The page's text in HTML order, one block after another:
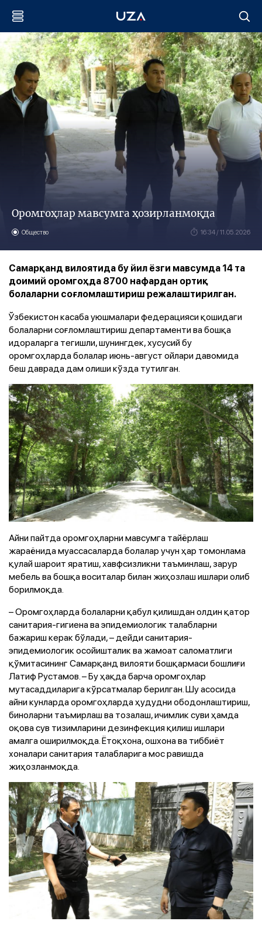
Оромгоҳлар мавсумга ҳозирланмоқда
Общество 16:34 / 11.05.2026
Самарқанд вилоятида бу йил ёзги мавсумда 14 та
доимий оромгоҳда 8700 нафардан ортиқ
болаларни соғломлаштириш режалаштирилган.
Ўзбекистон касаба уюшмалари федерацияси қошидаги
болаларни соғломлаштириш департаменти ва бошқа
идораларга тегишли, шунингдек, хусусий бу
оромгоҳларда болалар июнь-август ойлари давомида
беш даврада дам олиши кўзда тутилган.
Айни пайтда оромгоҳларни мавсумга тайёрлаш
жараёнида муассасаларда болалар учун ҳар томонлама
қулай шароит яратиш, хавфсизликни таъминлаш, зарур
мебель ва бошқа воситалар билан жиҳозлаш ишлари олиб
борилмоқда.
– Оромгоҳларда болаларни қабул қилишдан олдин қатор
санитария-гигиена ва эпидемиологик талабларни
бажариш керак бўлади, – дейди санитария-
эпидемиологик осойишталик ва жамоат саломатлиги
қўмитасининг Самарқанд вилояти бошқармаси бошлиғи
Латиф Рустамов. – Бу ҳақда барча оромгоҳлар
мутасаддиларига кўрсатмалар берилган. Шу асосида
айни кунларда оромгоҳларда ҳудудни ободонлаштириш,
биноларни таъмирлаш ва тозалаш, ичимлик суви ҳамда
оқова сув тизимларини дезинфекция қилиш ишлари
амалга оширилмоқда. Ётоқхона, ошхона ва тиббиёт
хоналари санитария талабларига мос равишда
жиҳозланмоқда.